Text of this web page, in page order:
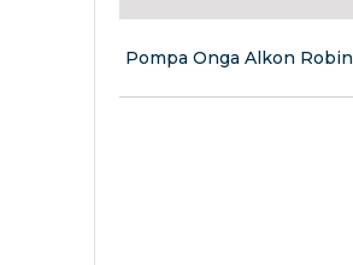
Pompa Onga Alkon Robin